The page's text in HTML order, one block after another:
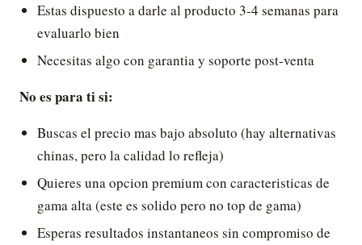
Estas dispuesto a darle al producto 3-4 semanas para
evaluarlo bien
Necesitas algo con garantia y soporte post-venta
No es para ti si:
Buscas el precio mas bajo absoluto (hay alternativas
chinas, pero la calidad lo refleja)
Quieres una opcion premium con caracteristicas de
gama alta (este es solido pero no top de gama)
Esperas resultados instantaneos sin compromiso de